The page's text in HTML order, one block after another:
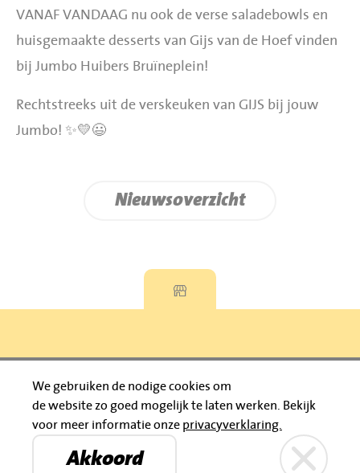
VANAF VANDAAG nu ook de verse saladebowls en
huisgemaakte desserts van Gijs van de Hoef vinden
bij Jumbo Huibers Bruïneplein!
Rechtstreeks uit de verskeuken van GIJS bij jouw
Jumbo! ✨💛😃
Nieuwsoverzicht
Bruïneplein Petenbos
Privacyverklaring
© 2026 Jumbo Huibers
IBAN: NL92 RABO 0395111021
We gebruiken de nodige cookies om
de website zo goed mogelijk te laten werken.
Bekijk
voor meer informatie onze privacyverklaring.
Akkoord